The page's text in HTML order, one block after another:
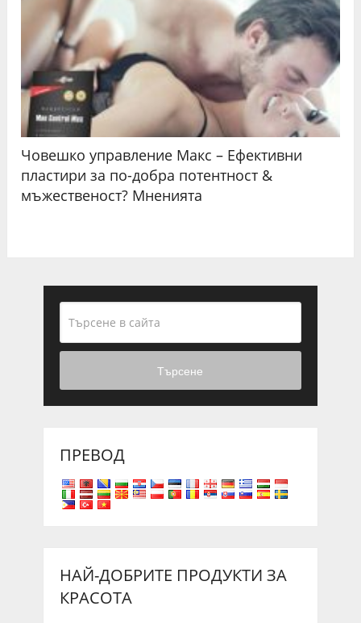
Човешко управление Макс – Ефективни
пластири за по-добра потентност &
мъжественост? Мненията
Търсене
ПРЕВОД
НАЙ-ДОБРИТЕ ПРОДУКТИ ЗА
КРАСОТА